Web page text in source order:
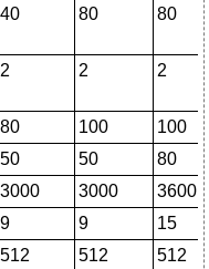
40 80 80
2 2 2
80 100
100
50 50
80
3000 3000
3600
9 9
15
512 512 512